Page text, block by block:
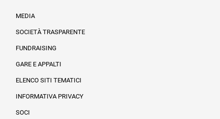
MEDIA
SOCIETÀ TRASPARENTE
FUNDRAISING
GARE E APPALTI
ELENCO SITI TEMATICI
INFORMATIVA PRIVACY
SOCI